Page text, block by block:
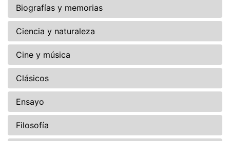
Biografías y memorias
Ciencia y naturaleza
Cine y música
Clásicos
Ensayo
Filosofía